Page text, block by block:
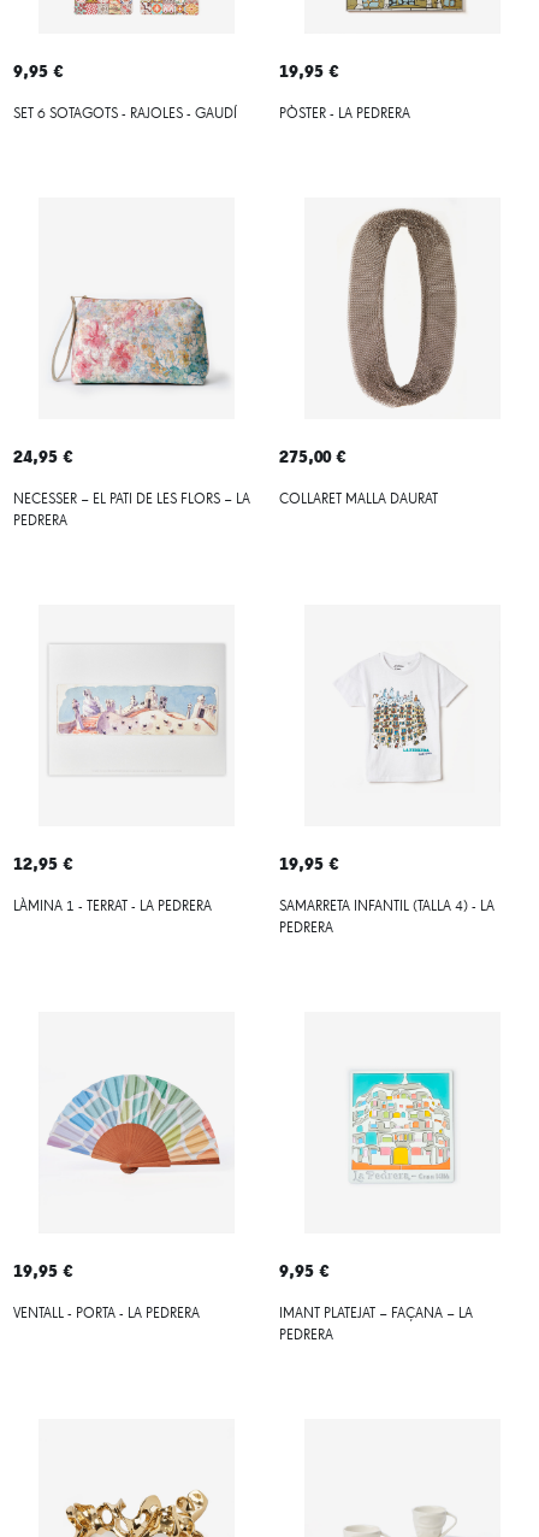
9,95 €
SET 6 SOTAGOTS - RAJOLES - GAUDÍ
19,95 €
PÒSTER - LA PEDRERA
24,95 €
NECESSER – EL PATI DE LES FLORS – LA
PEDRERA
275,00 €
COLLARET MALLA DAURAT
12,95 €
LÀMINA 1 - TERRAT - LA PEDRERA
19,95 €
SAMARRETA INFANTIL (TALLA 4) - LA
PEDRERA
19,95 €
VENTALL - PORTA - LA PEDRERA
9,95 €
IMANT PLATEJAT – FAÇANA – LA
PEDRERA